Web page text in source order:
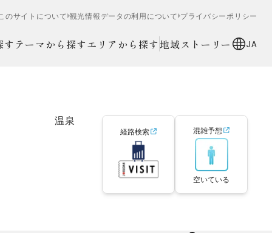
のサイトについて 観光情報データの利用について プライバシーポリシー
す テーマから探すエリアから探す 地域ストーリー JA
温泉
経路検索 混雑予想
空いている